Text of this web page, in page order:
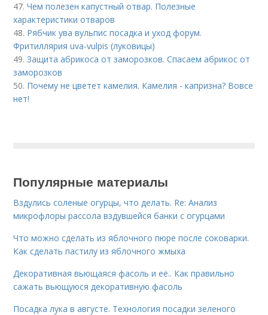
47.Чем полезен капустный отвар. Полезные
характеристики отваров
48. Рябчик ува вульпис посадка и уход форум.
Фритиллярия uva-vulpis (луковицы)
49.Защита абрикоса от заморозков. Спасаем абрикос от
заморозков
50. Почему не цветет камелия. Камелия - капризна? Вовсе
нет!
Популярные материалы
Вздулись соленые огурцы, что делать. Re: Анализ
микрофлоры рассола вздувшейся банки с огурцами
Что можно сделать из яблочного пюре после соковарки.
Как сделать пастилу из яблочного жмыха
Декоративная вьющаяся фасоль и её.. Как правильно
сажать вьющуюся декоративную фасоль
Посадка лука в августе. Технология посадки зеленого